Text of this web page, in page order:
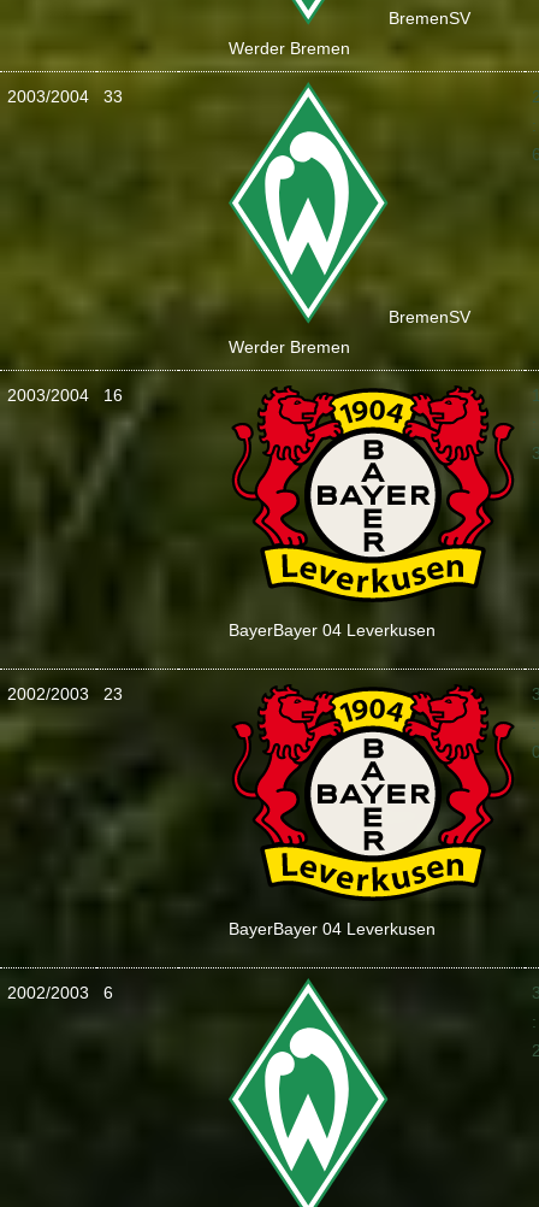
BremenSV
Werder Bremen
2003/2004 33
BremenSV
Werder Bremen
:
2003/2004 16
BayerBayer 04 Leverkusen
2002/2003 23
BayerBayer 04 Leverkusen
:
2002/2003 6
: